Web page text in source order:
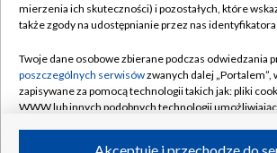
Naziemna Telewizja Cyfrowa
Rada Programowa
System NOS
Informacje o nadawcy
Pomoc
Kontakt
Kanały
mierzenia ich skuteczności) i pozostałych, które
także zgody na udostępnianie przez nas identyfikatora
Twoje dane osobowe zbierane podczas odwiedzania
poszczególnych serwisówzwanych dalej
zapisywane za pomocą technologii takich jak: pliki
WWW lub innych podobnych technologii